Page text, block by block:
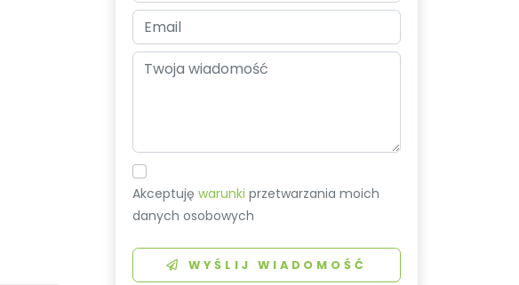
Akceptujęwarunki przetwarzania moich
danych osobowych
WYŚLIJ WIADOMOŚĆ